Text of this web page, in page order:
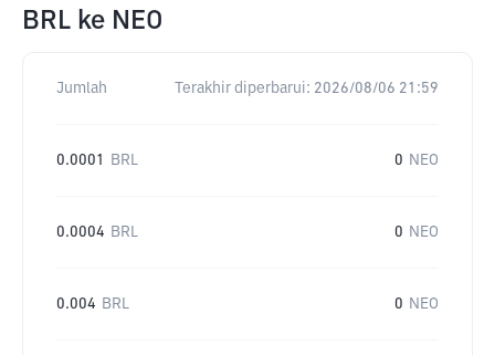
BRL ke NEO
Jumlah Terakhir diperbarui: 2026/08/06 21:59
0.0001 BRL 0 NEO
0.0004 BRL 0 NEO
0.004 BRL 0 NEO